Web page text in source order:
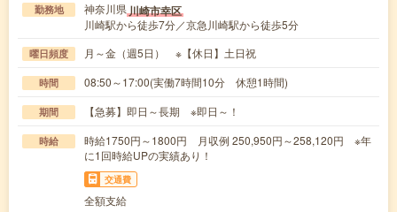
勤務地 神奈川県川崎市幸区
川崎駅から徒歩7分／京急川崎駅から徒歩5分
曜日頻度 月～金（週5日） ※【休日】土日祝
時間 08:50～17:00(実働7時間10分 休憩1時間)
期間 【急募】即日～長期 ※即日～！
時給
時給1750円～1800円 月収例 250,950円～258,120円 ※年
に1回時給UPの実績あり！
交通費
全額支給